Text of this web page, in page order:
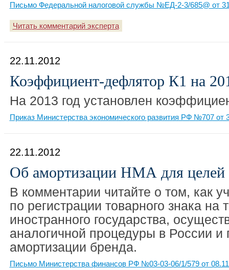
Письмо Федеральной налоговой службы №ЕД-2-3/685@ от
Читать комментарий эксперта
22.11.2012
Коэффициент-дефлятор К1 на
На 2013 год установлен
Приказ Министерства экономического развития РФ №707 от
22.11.2012
Об амортизации НМА для целей
В комментарии читайте о том, как
по регистрации товарного знака на
иностранного государства,
аналогичной процедуры в России и
амортизации бренда.
Письмо Министерства финансов РФ №03-03-06/1/579 от